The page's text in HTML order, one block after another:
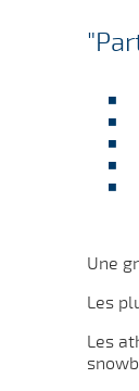
Une
Les
Les